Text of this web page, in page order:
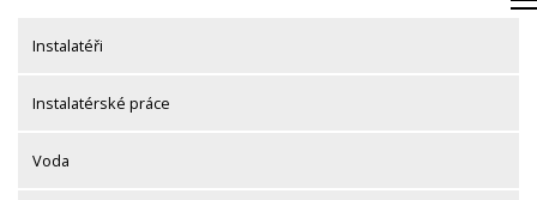
contentInstalatéři
Instalatérské práce
Voda